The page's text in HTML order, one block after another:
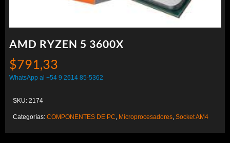
AMD RYZEN 5 3600X
$791,33
WhatsApp al +54 9 2614 85-5362
SKU: 2174
Categorías: COMPONENTES DE PC, Microprocesadores, Socket AM4